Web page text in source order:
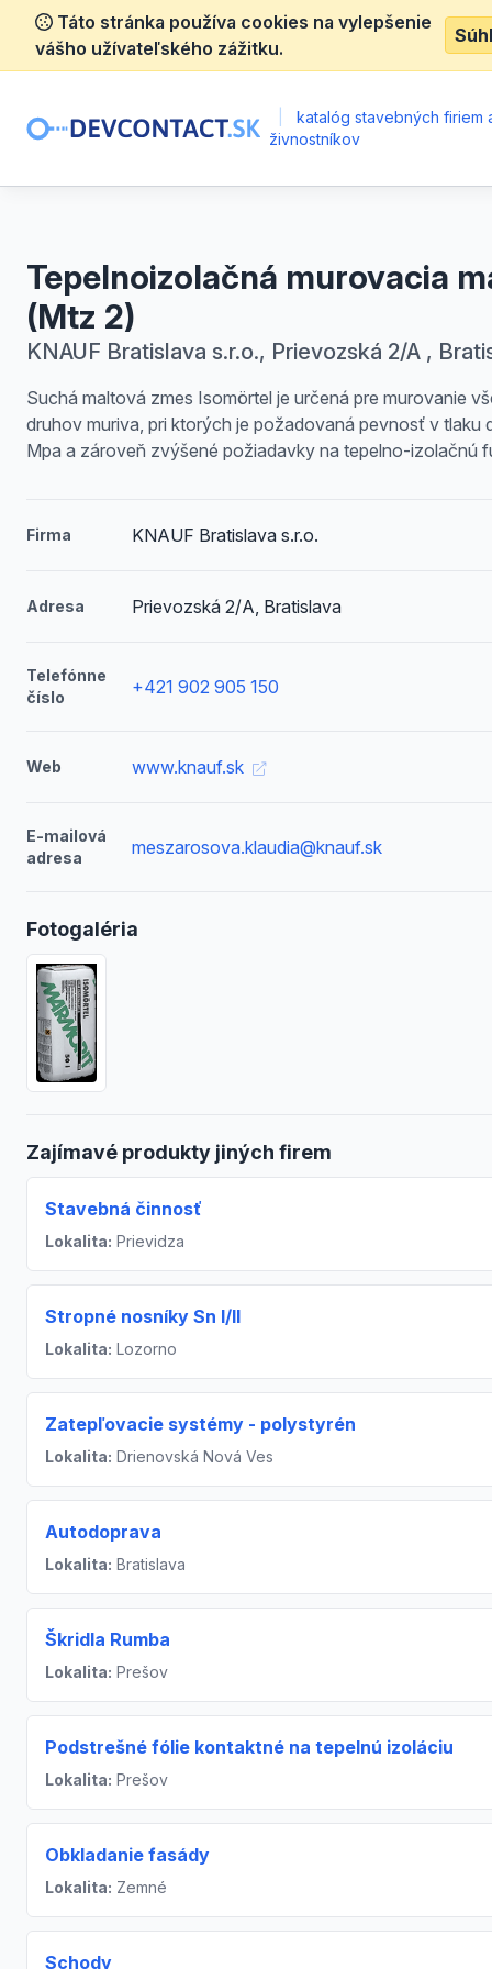
Táto stránka používa cookies na vylepšenie
vášho užívateľského zážitku.
katalóg stavebných firiem
živnostníkov
Tepelnoizolačná murovacia
(Mtz 2)
KNAUF Bratislava s.r.o., Prievozská 2/A ,
Suchá maltová zmes Isomörtel je určená pre murovanie
druhov muriva, pri ktorých je požadovaná pevnosť v tlaku
Mpa a zároveň zvýšené požiadavky na tepelno-izolačnú
Firma KNAUF Bratislava s.r.o.
Adresa Prievozská 2/A, Bratislava
Telefónne
číslo
+421 902 905 150
Web www.knauf.sk
E-mailová
adresa
meszarosova.klaudia@knauf.sk
Fotogaléria
Zajímavé produkty jiných firem
Stavebná činnosť
Lokalita: Prievidza
Stropné nosníky Sn I/II
Lokalita: Lozorno
Zatepľovacie systémy - polystyrén
Lokalita: Drienovská Nová Ves
Autodoprava
Lokalita: Bratislava
Škridla Rumba
Lokalita: Prešov
Podstrešné fólie kontaktné na tepelnú izoláciu
Lokalita: Prešov
Obkladanie fasády
Lokalita: Zemné
Schody